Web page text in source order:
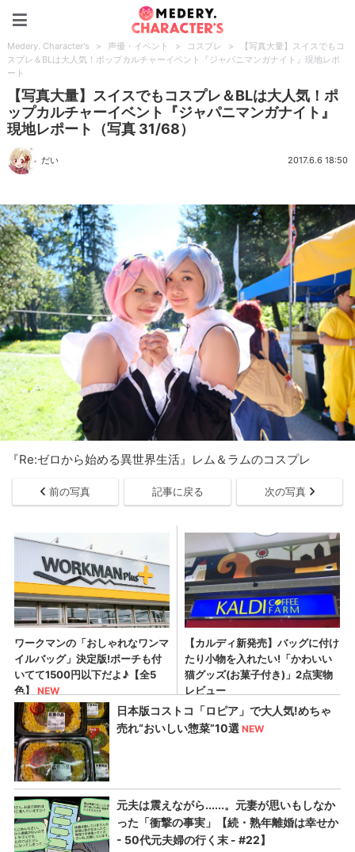
Medery. Character's > 声優・イベント > コスプレ >
【写真大量】スイスでもコ
スプレ＆BLは大人気！ポップカルチャーイベント『ジャパニマンガナイト』現地レポ
ート
【写真大量】スイスでもコスプレ＆BLは大人気！ポ
ップカルチャーイベント『ジャパニマンガナイト』
現地レポート（写真 31/68）
だい 2017.6.6 18:50
『Re:ゼロから始める異世界生活』レム＆ラムのコスプレ
前の写真 記事に戻る 次の写真